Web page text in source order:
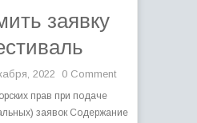
заявку
2022 0 Comment
прав при подаче
заявок Содержание